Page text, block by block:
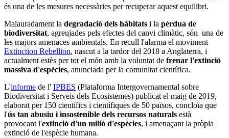
és una de les mesures necessàries per recuperar aquest equilibri.
Malauradament la degradació dels hàbitats i la pèrdua de
biodiversitat, agreujades pels efectes del canvi climàtic, són una de
les majors amenaces ambientals. En recull l'alarma el moviment
Extinction Rebellion, nascut a la tardor del 2018 a Anglaterra, i
actualment estès per tot el món amb la voluntat de frenar l'extinció
massiva d'espècies, anunciada per la comunitat científica.
L'informe de l' IPBES (Plataforma Intergovernamental sobre
Biodiversitat i Serveis dels Ecosistemes) publicat el maig de 2019,
elaborat per 150 científics i científiques de 50 països, concloïa que
l'ús tan abusiu i insostenible dels recursos naturals està
provocant l'extinció d'un milió d'espècies, i amenaçant la pròpia
extinció de l'espècie humana.